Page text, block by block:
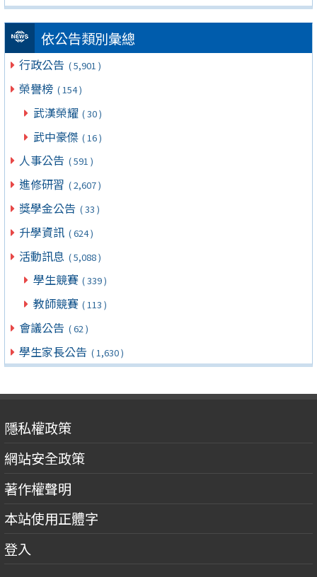
依公告類別彙總
行政公告 ( 5,901 )
榮譽榜 ( 154 )
武漢榮耀 ( 30 )
武中豪傑 ( 16 )
人事公告 ( 591 )
進修研習 ( 2,607 )
獎學金公告 ( 33 )
升學資訊 ( 624 )
活動訊息 ( 5,088 )
學生競賽 ( 339 )
教師競賽 ( 113 )
會議公告 ( 62 )
學生家長公告 ( 1,630 )
隱私權政策
網站安全政策
著作權聲明
本站使用正體字
登入